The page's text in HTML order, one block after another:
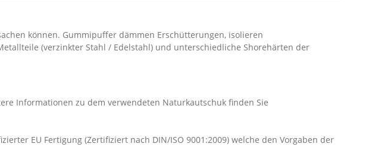
können. Gummipuffer dämmen Erschütterungen, isolieren
(verzinkter Stahl / Edelstahl) und unterschiedliche Shorehärten der
Informationen zu dem verwendeten Naturkautschuk finden Sie
EU Fertigung (Zertifiziert nach DIN/ISO 9001:2009) welche den Vorgaben der